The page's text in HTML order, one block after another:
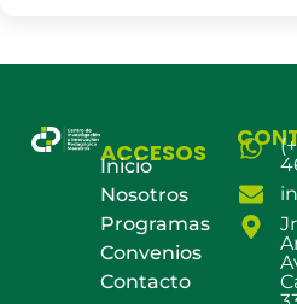
ACCESOS
Inicio
Nosotros
Programas
Convenios
Contacto